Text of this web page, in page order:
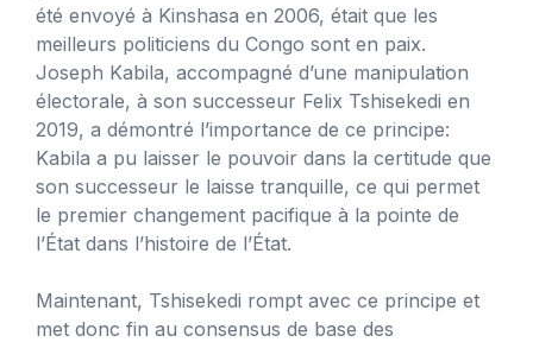
été envoyé à Kinshasa en 2006, était que les
meilleurs politiciens du Congo sont en paix.
Joseph Kabila, accompagné d’une manipulation
électorale, à son successeur Felix Tshisekedi en
2019, a démontré l’importance de ce principe:
Kabila a pu laisser le pouvoir dans la certitude que
son successeur le laisse tranquille, ce qui permet
le premier changement pacifique à la pointe de
l’État dans l’histoire de l’État.
Maintenant, Tshisekedi rompt avec ce principe et
met donc fin au consensus de base des